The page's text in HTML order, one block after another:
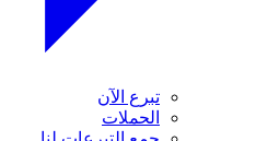
تبرع الآن
الحملات